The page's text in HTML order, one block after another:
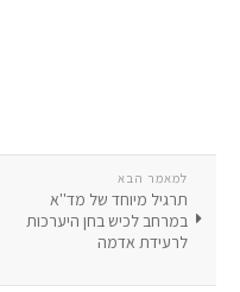
למאמר הבא
תרגיל מיוחד של מד''א
במרחב לכיש בחן היערכות
לרעידת אדמה